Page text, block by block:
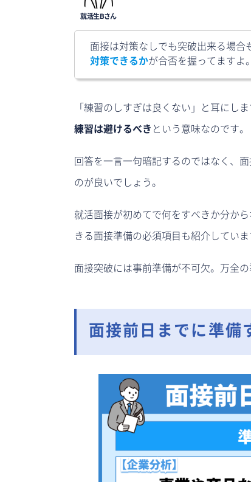
面接は対策なしでも突破出来る場合
対策できるかが合否を握ってますよ。
「練習のしすぎは良くない」と耳にし
練習は避けるべき という意味なのです。
回答を一言一句暗記するのではなく、
のが良いでしょう。
就活面接が初めてで何をすべきか分か
きる面接準備の必須項目も紹介していま
面接突破には事前準備が不可欠。万全
面接前日までに準備